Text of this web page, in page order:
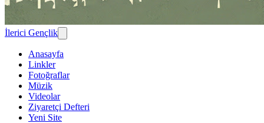
İlerici Gençlik
Anasayfa
Linkler
Fotoğraflar
Müzik
Videolar
Ziyaretçi Defteri
Yeni Site